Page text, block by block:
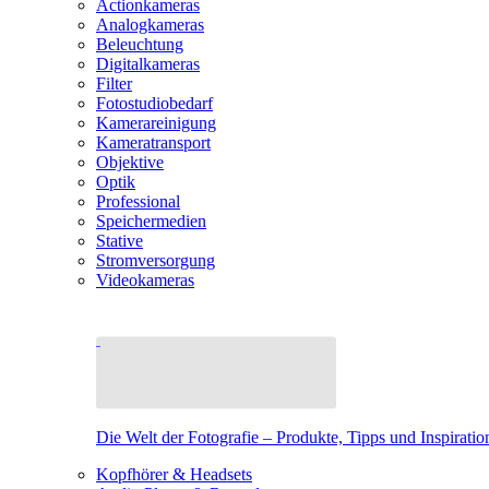
Actionkameras
Analogkameras
Beleuchtung
Digitalkameras
Filter
Fotostudiobedarf
Kamerareinigung
Kameratransport
Objektive
Optik
Professional
Speichermedien
Stative
Stromversorgung
Videokameras
Die Welt der Fotografie – Produkte, Tipps und
Kopfhörer & Headsets